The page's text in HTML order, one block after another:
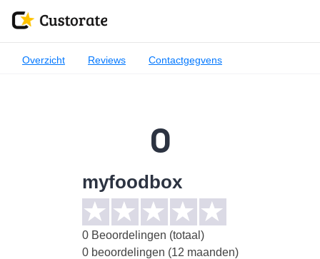
Overzicht Reviews Contactgegvens
0
myfoodbox
0Beoordelingen (totaal)
0 beoordelingen (12 maanden)